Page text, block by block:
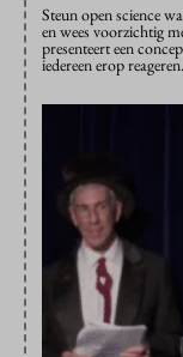
Steun open science
en wees voorzichtig
presenteert een
iedereen erop reageren.